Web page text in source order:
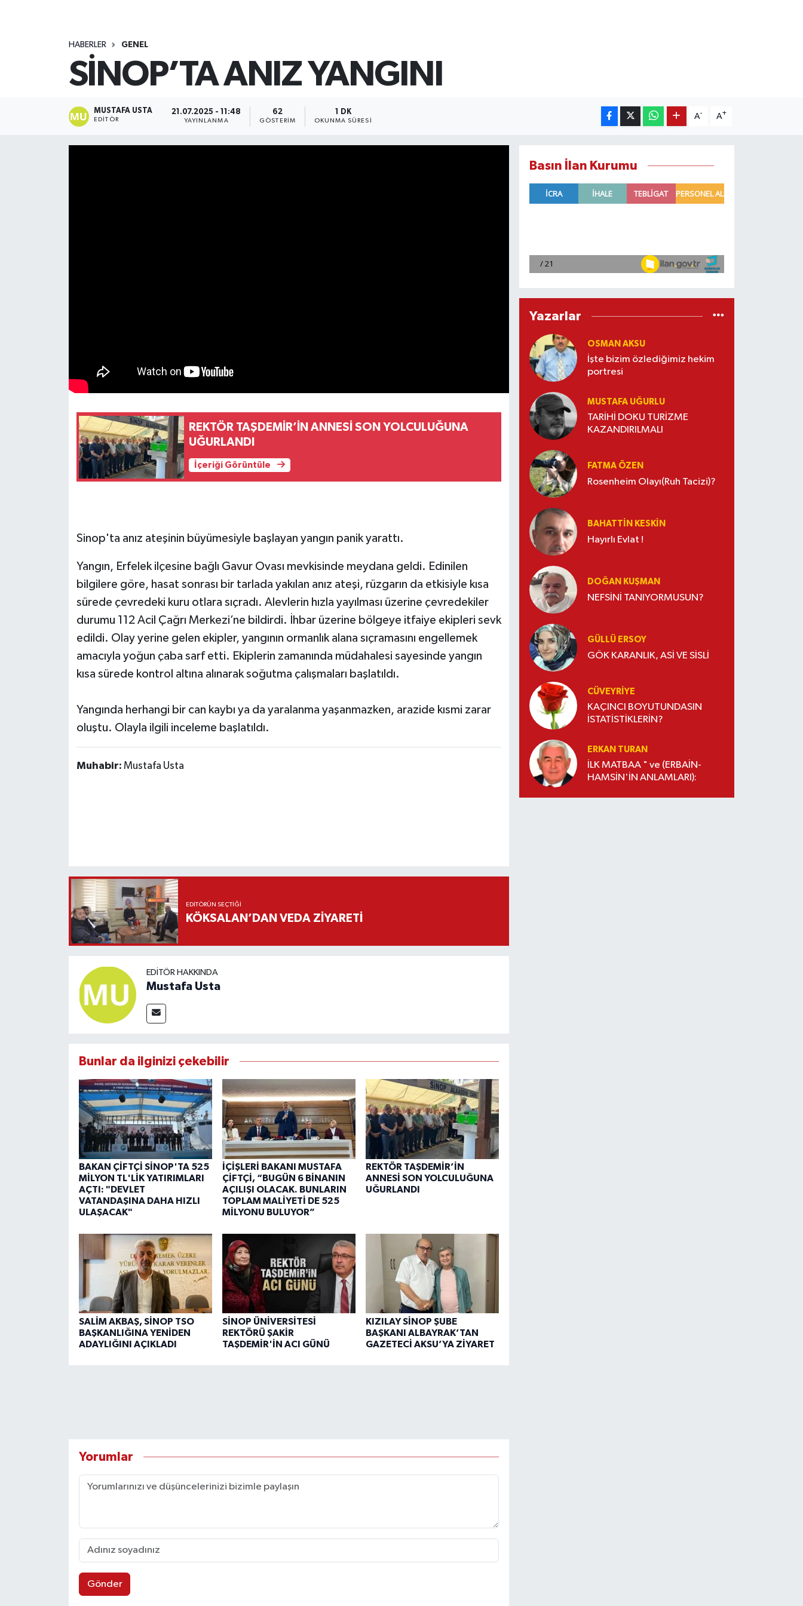
HABERLER GENEL
SİNOP’TA ANIZ YANGINI
MUSTAFA USTA
EDITÖR
21.07.2025 - 11:48
YAYINLANMA
62
GÖSTERIM
1 DK
OKUNMA SÜRESI
A- A+
REKTÖR TAŞDEMİR’İN ANNESİ SON YOLCULUĞUNA
UĞURLANDI
İçeriği Görüntüle
Sinop'ta anız ateşinin büyümesiyle başlayan yangın panik yarattı.
Yangın, Erfelek ilçesine bağlı Gavur Ovası mevkisinde meydana geldi. Edinilen
bilgilere göre, hasat sonrası bir tarlada yakılan anız ateşi, rüzgarın da etkisiyle kısa
sürede çevredeki kuru otlara sıçradı. Alevlerin hızla yayılması üzerine çevredekiler
durumu 112 Acil Çağrı Merkezi’ne bildirdi. İhbar üzerine bölgeye itfaiye ekipleri sevk
edildi. Olay yerine gelen ekipler, yangının ormanlık alana sıçramasını engellemek
amacıyla yoğun çaba sarf etti. Ekiplerin zamanında müdahalesi sayesinde yangın
kısa sürede kontrol altına alınarak soğutma çalışmaları başlatıldı.
Yangında herhangi bir can kaybı ya da yaralanma yaşanmazken, arazide kısmi zarar
oluştu. Olayla ilgili inceleme başlatıldı.
Muhabir: Mustafa Usta
EDITÖRÜN SEÇTIĞI
KÖKSALAN’DAN VEDA ZİYARETİ
EDITÖR HAKKINDA
Mustafa Usta
Bunlar da ilginizi çekebilir
BAKAN ÇİFTÇİ SİNOP'TA 525
MİLYON TL'LİK YATIRIMLARI
AÇTI: "DEVLET
VATANDAŞINA DAHA HIZLI
ULAŞACAK"
İÇİŞLERİ BAKANI MUSTAFA
ÇİFTÇİ, “BUGÜN 6 BİNANIN
AÇILIŞI OLACAK. BUNLARIN
TOPLAM MALİYETİ DE 525
MİLYONU BULUYOR”
REKTÖR TAŞDEMİR’İN
ANNESİ SON YOLCULUĞUNA
UĞURLANDI
SALİM AKBAŞ, SİNOP TSO
BAŞKANLIĞINA YENİDEN
ADAYLIĞINI AÇIKLADI
SİNOP ÜNİVERSİTESİ
REKTÖRÜ ŞAKİR
TAŞDEMİR'İN ACI GÜNÜ
KIZILAY SİNOP ŞUBE
BAŞKANI ALBAYRAK’TAN
GAZETECİ AKSU’YA ZİYARET
Yorumlar
Gönder
Basın İlan Kurumu
Yazarlar
OSMAN AKSU
İşte bizim özlediğimiz hekim
portresi
MUSTAFA UĞURLU
TARİHİ DOKU TURİZME
KAZANDIRILMALI
FATMA ÖZEN
Rosenheim Olayı(Ruh Tacizi)?
BAHATTIN KESKİN
Hayırlı Evlat !
DOĞAN KUŞMAN
NEFSİNİ TANIYORMUSUN?
GÜLLÜ ERSOY
GÖK KARANLIK, ASİ VE SİSLİ
CÜVEYRIYE
KAÇINCI BOYUTUNDASIN
İSTATİSTİKLERİN?
ERKAN TURAN
İLK MATBAA " ve (ERBAİN-
HAMSİN'İN ANLAMLARI):